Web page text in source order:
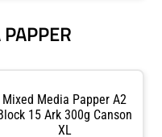
Mixed Media Papper A2
15 Ark 300g Canson
XL